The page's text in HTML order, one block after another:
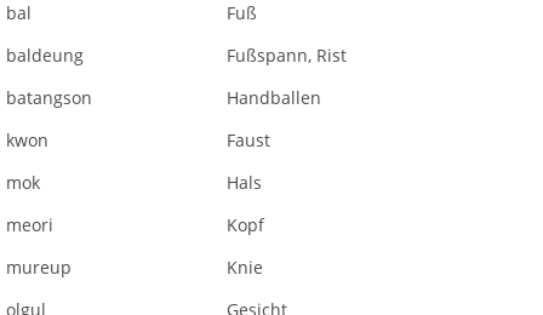
bal
Fuß
baldeung
Fußspann, Rist
batangson
Handballen
kwon
Faust
mok
Hals
meori
Kopf
mureup
Knie
olgul
Gesicht